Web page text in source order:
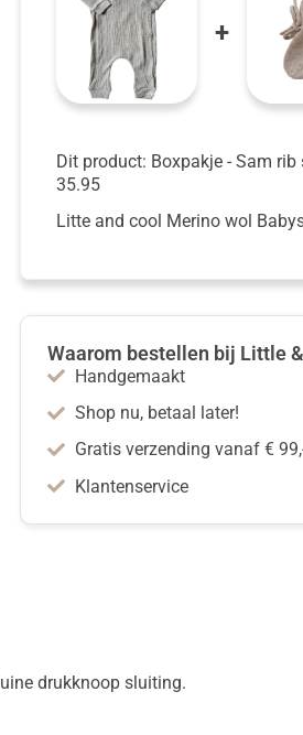
+
Dit product: Boxpakje - Sam rib
35.95
Litte and cool Merino wol
Waarom bestellen bij Little
Handgemaakt
Shop nu, betaal later!
Gratis verzending vanaf €
Klantenservice
drukknoop sluiting.